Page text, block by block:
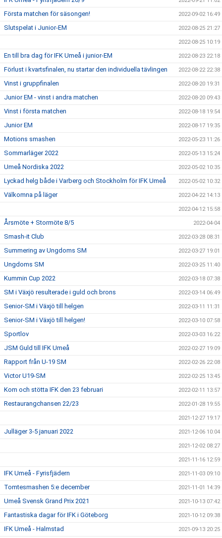
Första matchen för säsongen! 2022-09-02 16:49
Slutspelat i Junior-EM 2022-08-25 21:27
2022-08-25 10:19
En till bra dag för IFK Umeå i junior-EM 2022-08-23 22:18
Förlust i kvartsfinalen, nu startar den individuella tävlingen 2022-08-22 22:38
Vinst i gruppfinalen 2022-08-20 19:31
Junior EM - vinst i andra matchen 2022-08-20 09:43
Vinst i första matchen 2022-08-18 19:54
Junior EM 2022-08-17 19:35
Motions smashen 2022-05-23 11:26
Sommarläger 2022 2022-05-13 15:24
Umeå Nordiska 2022 2022-05-02 10:35
Lyckad helg både i Varberg och Stockholm för IFK Umeå 2022-05-02 10:32
Välkomna på läger 2022-04-22 14:13
2022-04-12 15:58
Årsmöte + Stormöte 8/5 2022-04-04
Smash-it Club 2022-03-28 08:31
Summering av Ungdoms SM 2022-03-27 19:01
Ungdoms SM 2022-03-25 11:40
Kummin Cup 2022 2022-03-18 07:38
SM i Växjö resulterade i guld och brons 2022-03-14 06:49
Senior-SM i Växjö till helgen 2022-03-11 11:31
Senior-SM i Växjö till helgen! 2022-03-10 07:58
Sportlov 2022-03-03 16:22
JSM Guld till IFK Umeå 2022-02-27 19:09
Rapport från U-19 SM 2022-02-26 22:08
Victor U19-SM 2022-02-25 13:45
Kom och stötta IFK den 23 februari 2022-02-11 13:57
Restaurangchansen 22/23 2022-01-28 19:55
2021-12-27 19:17
Julläger 3-5 januari 2022 2021-12-06 10:04
2021-12-02 08:27
2021-11-16 12:59
IFK Umeå - Fyrisfjädern 2021-11-03 09:10
Tomtesmashen 5:e december 2021-11-01 14:39
Umeå Svensk Grand Prix 2021 2021-10-13 07:42
Fantastiska dagar för IFK i Göteborg 2021-10-12 09:38
IFK Umeå - Halmstad 2021-09-13 20:25